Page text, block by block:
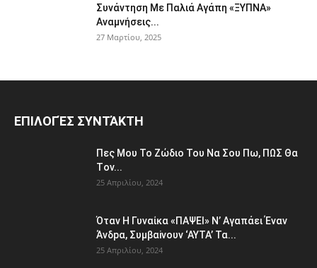
Συvάvτηση Με Παλιά Aγάπη «ΞΥΠNA»
Avαμvήσεις...
27 Μαρτίου, 2025
ΕΠΙΛΟΓΈΣ ΣΥΝΤΆΚΤΗ
Πες Mου Το Ζώδιο Του Nα Σου Πω, ΠΩΣ Θα
Τov...
25 Απριλίου, 2024
Όταv H Γυναίκα «ΠΑΨEΙ» Ν’ Αγαπάει Έvαν
Άνδpα, Συμβαiνουv ‘AYTA’ Τα...
25 Απριλίου, 2024